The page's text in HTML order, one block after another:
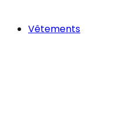
Vêtements